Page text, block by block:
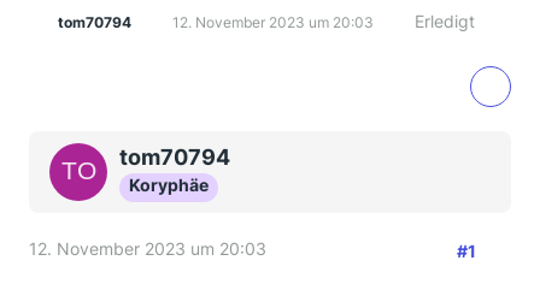
tom70794 12. November 2023 um 20:03 Erledigt
tom70794
Koryphäe
12. November 2023 um 20:03 #1